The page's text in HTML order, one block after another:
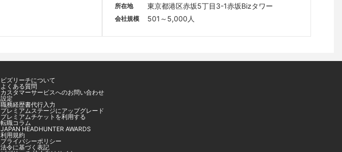
所在地 東京都港区赤坂5丁目3-1赤坂Bizタワー
会社規模 501～5,000人
ビズリーチについて
よくある質問
カスタマーサービスへのお問い合わせ
設定
職務経歴書代行入力
プレミアムステージにアップグレード
プレミアムチケットを利用する
転職コラム
JAPAN HEADHUNTER AWARDS
利用規約
プライバシーポリシー
法令に基づく表記